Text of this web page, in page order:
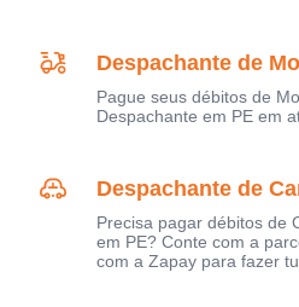
Despachante de
Pague seus débitos de
Despachante em PE em
Despachante de
Precisa pagar débitos de
em PE? Conte com a
com a Zapay para fazer